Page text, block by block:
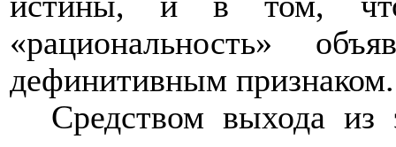
«рациональность»
дефинитивным признаком.
Средством выхода из